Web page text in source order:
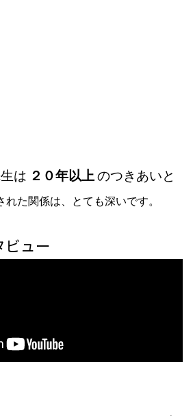
は ２０年以上のつきあいと
た関係は、とても深いです。
ビュー